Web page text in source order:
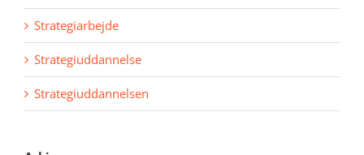
Strategiarbejde
Strategiuddannelse
Strategiuddannelsen